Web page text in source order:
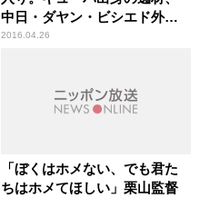
中日・ダヤン・ビシエド外野
手（27歳） スポーツ人間模
2016.04.26
「ぼくはホメない、でも君た
ちはホメてほしい」栗山監督